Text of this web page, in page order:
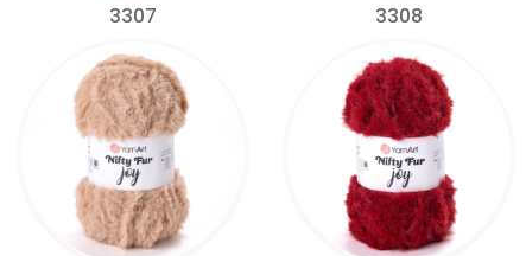
3307 3308